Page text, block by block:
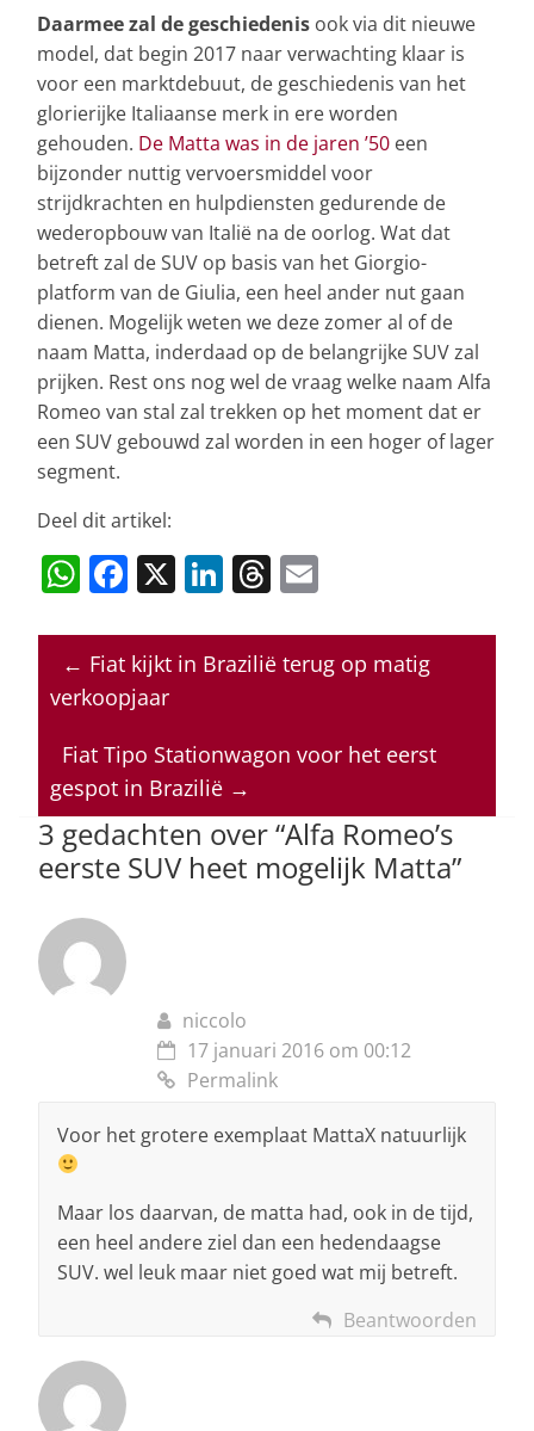
Daarmee zal de geschiedenis ook via dit nieuwe
model, dat begin 2017 naar verwachting klaar is
voor een marktdebuut, de geschiedenis van het
glorierijke Italiaanse merk in ere worden
gehouden. De Matta was in de jaren ’50 een
bijzonder nuttig vervoersmiddel voor
strijdkrachten en hulpdiensten gedurende de
wederopbouw van Italië na de oorlog. Wat dat
betreft zal de SUV op basis van het Giorgio-
platform van de Giulia, een heel ander nut gaan
dienen. Mogelijk weten we deze zomer al of de
naam Matta, inderdaad op de belangrijke SUV zal
prijken. Rest ons nog wel de vraag welke naam Alfa
Romeo van stal zal trekken op het moment dat er
een SUV gebouwd zal worden in een hoger of lager
segment.
Deel dit artikel:
W
at
s
p
p
F
c
e
b
o
o
k
X Li
k
e
n
T
re
a
s
ai
l
← Fiat kijkt in Brazilië terug op matig
verkoopjaar
Fiat Tipo Stationwagon voor het eerst
gespot in Brazilië →
3 gedachten over “Alfa Romeo’s
eerste SUV heet mogelijk Matta”
niccolo
17 januari 2016 om 00:12
Permalink
Voor het grotere exemplaat MattaX natuurlijk
Maar los daarvan, de matta had, ook in de tijd,
een heel andere ziel dan een hedendaagse
SUV. wel leuk maar niet goed wat mij betreft.
Beantwoorden